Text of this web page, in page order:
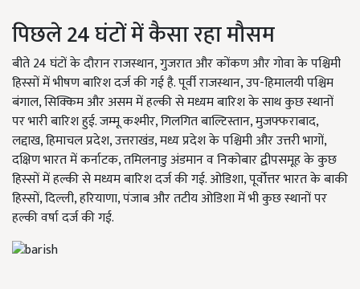
पिछले 24 घंटों में कैसा रहा मौसम
बीते 24 घंटों के दौरान राजस्थान, गुजरात और कोंकण और गोवा के पश्चिमी
हिस्सों में भीषण बारिश दर्ज की गई है. पूर्वी राजस्थान, उप-हिमालयी पश्चिम
बंगाल, सिक्किम और असम में हल्की से मध्यम बारिश के साथ कुछ स्थानों
पर भारी बारिश हुई. जम्मू कश्मीर, गिलगित बाल्टिस्तान, मुजफ्फराबाद,
लद्दाख, हिमाचल प्रदेश, उत्तराखंड, मध्य प्रदेश के पश्चिमी और उत्तरी भागों,
दक्षिण भारत में कर्नाटक, तमिलनाडु अंडमान व निकोबार द्वीपसमूह के कुछ
हिस्सों में हल्की से मध्यम बारिश दर्ज की गई. ओडिशा, पूर्वोत्तर भारत के बाकी
हिस्सों, दिल्ली, हरियाणा, पंजाब और तटीय ओडिशा में भी कुछ स्थानों पर
हल्की वर्षा दर्ज की गई.